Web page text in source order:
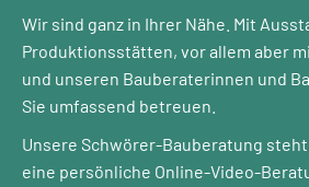
Wir sind ganz in Ihrer Nähe. Mit
Produktionsstätten, vor allem aber
und unseren Bauberaterinnen und
Sie umfassend betreuen.
Unsere Schwörer-Bauberatung
eine persönliche Online-Video-